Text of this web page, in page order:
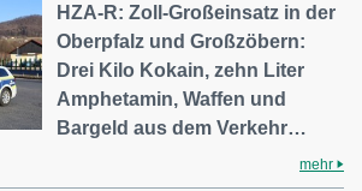
HZA-R: Zoll-Großeinsatz in der
Oberpfalz und Großzöbern:
Drei Kilo Kokain, zehn Liter
Amphetamin, Waffen und
Bargeld aus dem Verkehr…
mehr